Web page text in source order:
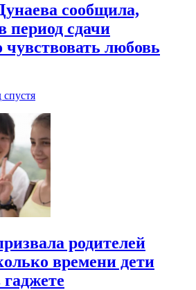
сообщила,
период сдачи
любовь
спустя
родителей
времени дети